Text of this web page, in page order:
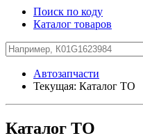
Поиск по коду
Каталог товаров
Автозапчасти
Текущая: Каталог ТО
Каталог ТО